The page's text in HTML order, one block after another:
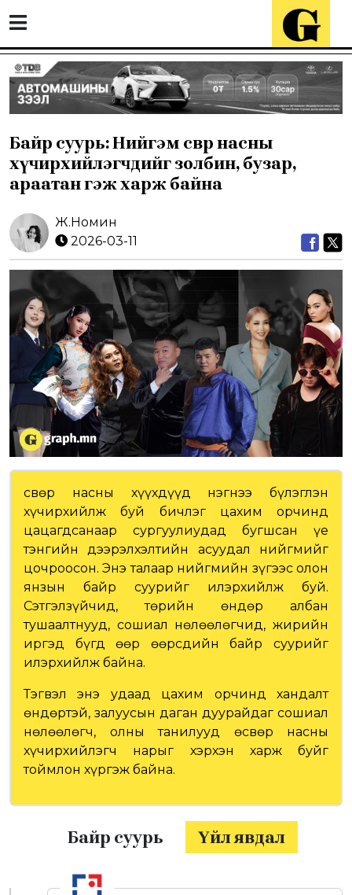
Байр суурь: Нийгэм өсвөр насны
хүчирхийлэгчдийг золбин, бузар,
араатан гэж харж байна
Ж.Номин
2026-03-11
Өсвөр насны хүүхдүүд нэгнээ бүлэглэн
хүчирхийлж буй бичлэг цахим орчинд
цацагдсанаар сургуулиудад бугшсан үе
тэнгийн дээрэлхэлтийн асуудал нийгмийг
цочроосон. Энэ талаар нийгмийн зүгээс олон
янзын байр суурийг илэрхийлж буй.
Сэтгэлзүйчид, төрийн өндөр албан
тушаалтнууд, сошиал нөлөөлөгчид, жирийн
иргэд бүгд өөр өөрсдийн байр суурийг
илэрхийлж байна.
Тэгвэл энэ удаад цахим орчинд хандалт
өндөртэй, залуусын даган дуурайдаг сошиал
нөлөөлөгч, олны танилууд өсвөр насны
хүчирхийлэгч нарыг хэрхэн харж буйг
тоймлон хүргэж байна.
Байр суурь Үйл явдал